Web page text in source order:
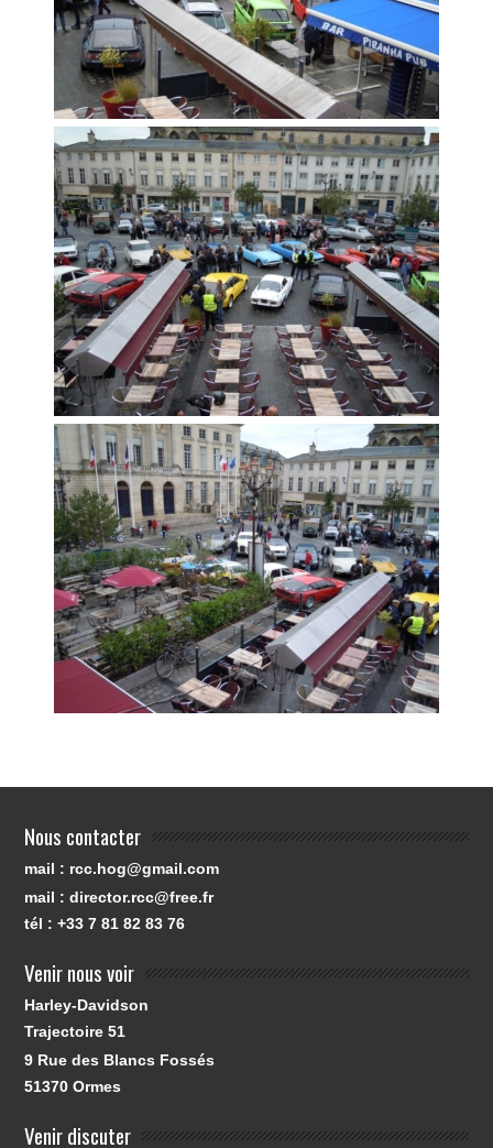
Nous contacter
mail : rcc.hog@gmail.com
mail : director.rcc@free.fr
tél : +33 7 81 82 83 76
Venir nous voir
Harley-Davidson
Trajectoire 51
9 Rue des Blancs Fossés
51370Ormes
Venir discuter